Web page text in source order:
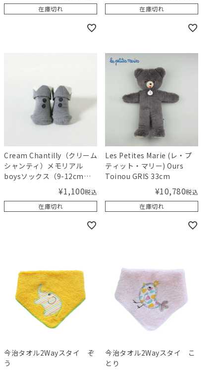
在庫切れ
在庫切れ
Cream Chantilly（クリーム
シャンティ）メモリアル
boysソックス（9-12cm）
襟付き風ソックス グレー
¥1,100税込
在庫切れ
Les Petites Marie (レ・プ
ティット・マリー) Ours
Toinou GRIS 33cm
¥10,780税込
在庫切れ
今治タオル2Wayスタイ ぞ
う
今治タオル2Wayスタイ こ
とり